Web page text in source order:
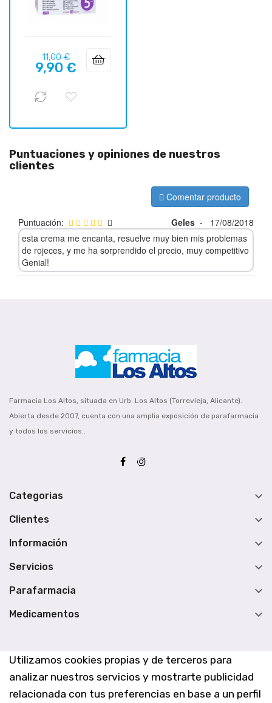
Utilizamos cookies propias y de terceros para
analizar nuestros servicios y mostrarte publicidad
relacionada con tus preferencias en base a un perfil
Precio
regular
11,00 €Precio
9,90 €
Puntuaciones y opiniones de nuestros
clientes
Comentar producto
Puntuación: Geles -
17/08/2018
esta crema me encanta, resuelve muy bien mis problemas
de rojeces, y me ha sorprendido el precio, muy competitivo
Genial!
Farmacia Los Altos, situada en Urb. Los Altos (Torrevieja, Alicante).
Abierta desde 2007, cuenta con una amplia exposición de parafarmacia
y todos los servicios..
Categorias 
Clientes 
Información 
Servicios 
Parafarmacia 
Medicamentos 